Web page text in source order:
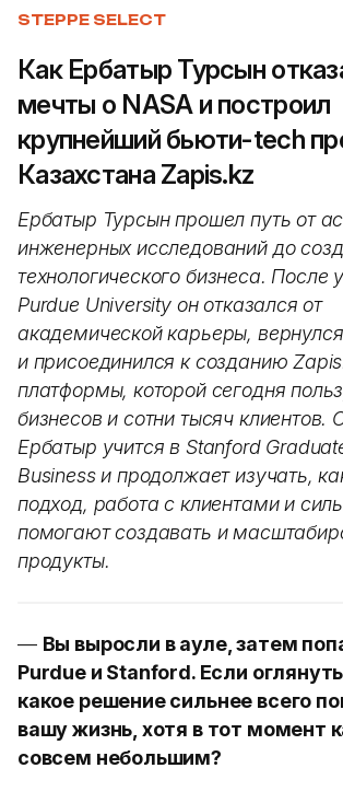
STEPPE SELECT
Как Ербатыр Турсын
мечты о NASA и построил
крупнейший бьюти-tech
Казахстана Zapis.kz
Ербатыр Турсын прошел путь от
инженерных исследований до
технологического бизнеса. После
Purdue University он отказался от
академической карьеры,
и присоединился к созданию
платформы, которой сегодня
бизнесов и сотни тысяч клиентов.
Ербатыр учится в Stanford
Business и продолжает изучать,
подход, работа с клиентами и
помогают создавать и
продукты.
— Вы выросли в ауле, затем
Purdue и Stanford. Если
какое решение сильнее всего
вашу жизнь, хотя в тот момент
совсем небольшим?